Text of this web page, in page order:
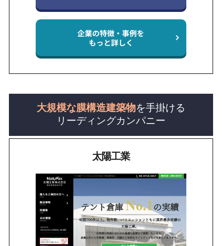
企業の特徴・事例を
もっと詳しく
大規模な膜構造建築物を手掛ける
リーディングカンパニー
太陽工業